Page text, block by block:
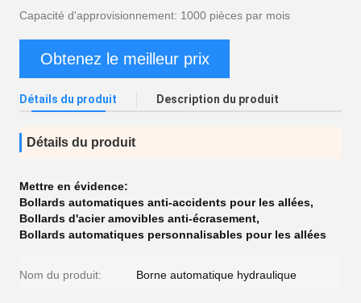
Capacité d'approvisionnement: 1000 pièces par mois
Obtenez le meilleur prix
Détails du produit Description du produit
Détails du produit
Mettre en évidence:
Bollards automatiques anti-accidents pour les allées,
Bollards d'acier amovibles anti-écrasement,
Bollards automatiques personnalisables pour les allées
Nom du produit: Borne automatique hydraulique